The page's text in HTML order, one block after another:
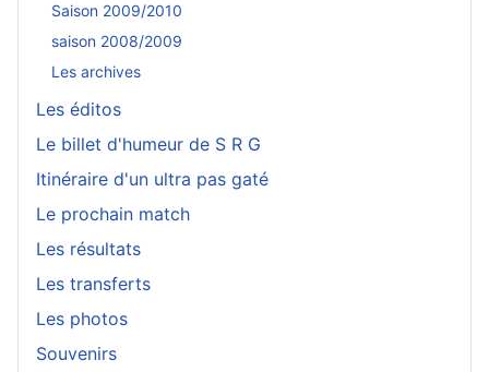
Saison 2009/2010
saison 2008/2009
Les archives
Les éditos
Le billet d'humeur de S R G
Itinéraire d'un ultra pas gaté
Le prochain match
Les résultats
Les transferts
Les photos
Souvenirs